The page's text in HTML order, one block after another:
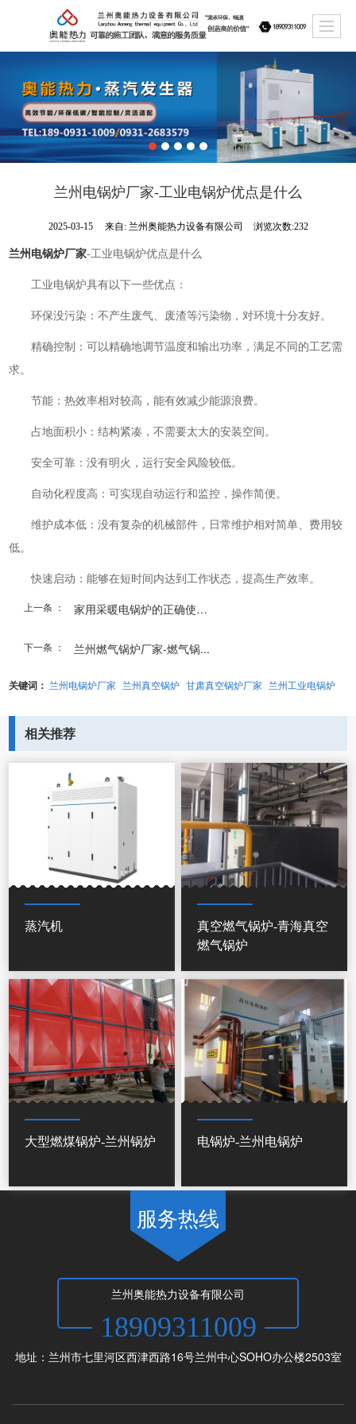
兰州电锅炉厂家​-工业电锅炉优点是什么
2025-03-15 来自: 兰州奥能热力设备有限公司 浏览次数:232
兰州电锅炉厂家-工业电锅炉优点是什么
工业电锅炉具有以下一些优点：
环保没污染：不产生废气、废渣等污染物，对环境十分友好。
精确控制：可以精确地调节温度和输出功率，满足不同的工艺需
求。
节能：热效率相对较高，能有效减少能源浪费。
占地面积小：结构紧凑，不需要太大的安装空间。
安全可靠：没有明火，运行安全风险较低。
自动化程度高：可实现自动运行和监控，操作简便。
维护成本低：没有复杂的机械部件，日常维护相对简单、费用较
低。
快速启动：能够在短时间内达到工作状态，提高生产效率。
上一条 ： 家用采暖电锅炉的正确使用...
下一条 ： 兰州燃气锅炉厂家-燃气锅...
关键词： 兰州电锅炉厂家 兰州真空锅炉 甘肃真空锅炉厂家 兰州工业电锅炉
相关推荐
蒸汽机
真空燃气锅炉-青海真空
燃气锅炉
大型燃煤锅炉-兰州锅炉 电锅炉-兰州电锅炉
服务热线
兰州奥能热力设备有限公司
18909311009
地址：兰州市七里河区西津西路16号兰州中心SOHO办公楼2503室